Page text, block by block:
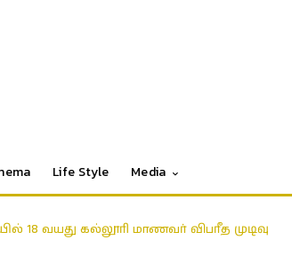
Life Style Media
வயது கல்லூரி மாணவர் விபரீத முடிவு